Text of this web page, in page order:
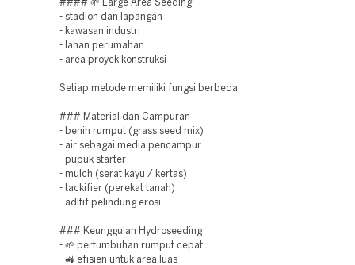
#### 🌱 Large Area Seeding
- stadion dan lapangan
- kawasan industri
- lahan perumahan
- area proyek konstruksi
Setiap metode memiliki fungsi berbeda.
### Material dan Campuran
- benih rumput (grass seed mix)
- air sebagai media pencampur
- pupuk starter
- mulch (serat kayu / kertas)
- tackifier (perekat tanah)
- aditif pelindung erosi
### Keunggulan Hydroseeding
- 🌱 pertumbuhan rumput cepat
- 🚜 efisien untuk area luas